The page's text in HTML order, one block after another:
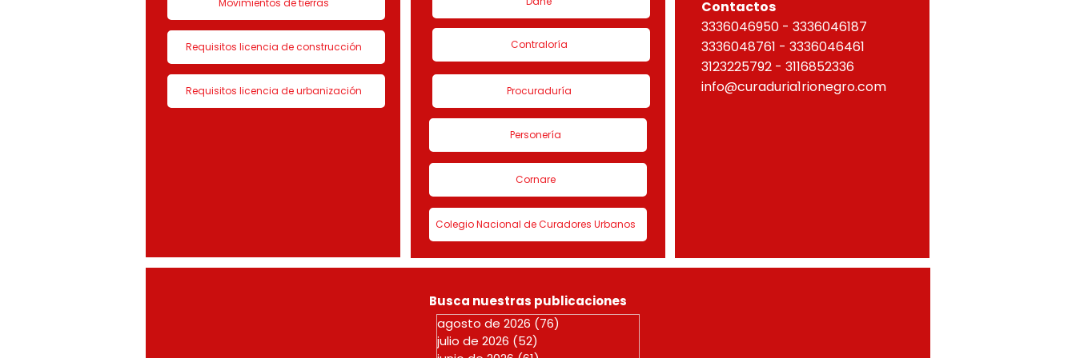
Movimientos de tierras
Requisitos licencia de construcción
Requisitos licencia de urbanización
Contraloría
Procuraduría
Personería
Cornare
Colegio Nacional de Curadores Urbanos
Contactos
3336046950 - 3336046187
3336048761 - 3336046461
3123225792 - 3116852336
info@curaduria1rionegro.com
Busca nuestras publicaciones
agosto de 2026 (76)
julio de 2026 (52)